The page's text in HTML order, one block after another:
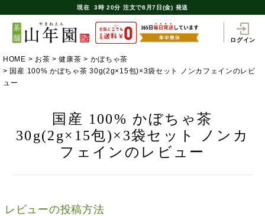
現在 3時 20分 注文で8月7日(金) 発送
ログイン
HOME お茶 健康茶
かぼちゃ茶
国産 100% かぼちゃ茶 30g(2g×15包)×3袋セット ノンカフェインのレビ
ュー
国産 100% かぼちゃ茶
30g(2g×15包)×3袋セット ノンカ
フェインのレビュー
レビューの投稿方法